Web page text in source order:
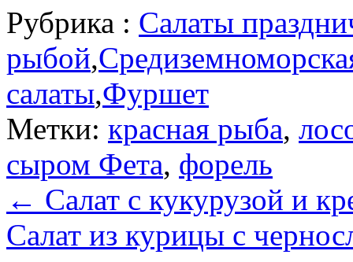
Рубрика : Салаты
рыбой,
салаты,Фуршет
Метки: красная рыба,
сыром Фета, форель
← Салат с кукурузой и
Салат из курицы с